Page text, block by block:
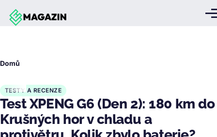
Přejít k hlavnímu obsahu
Domů
TESTY A RECENZE
Test XPENG G6 (Den 2): 180 km do
Krušných hor v chladu a